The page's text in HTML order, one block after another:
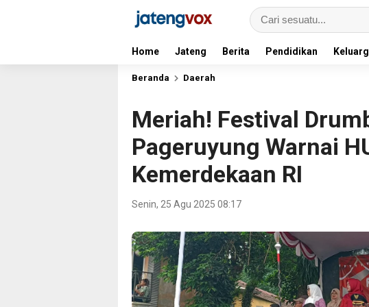
Home Jateng Berita Pendidikan
Beranda Daerah
Meriah! Festival
Pageruyung Warnai
Kemerdekaan RI
Senin, 25 Agu 2025 08:17